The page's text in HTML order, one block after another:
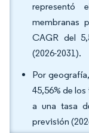
representó
membranas
CAGR del
(2026-2031).
Por
45,56% de
a una tasa
previsión